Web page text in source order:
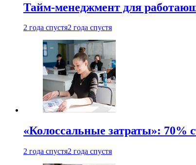
Тайм-менеджмент для
2 года спустя2 года спустя
«Колоссальные затраты»: 70%
2 года спустя2 года спустя